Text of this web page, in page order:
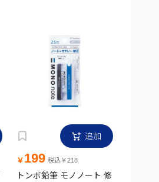
追加
￥ 199 税込￥218
トンボ鉛筆 モノノート 修